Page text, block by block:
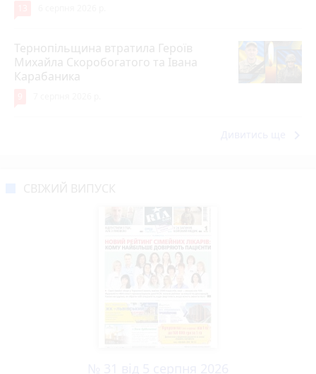
Тернопільщина втратила Героїв
Михайла Скоробогатого та Івана
Карабаника